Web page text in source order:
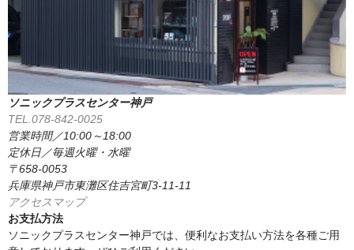
ソニックプラスセンター神戸
TEL.078-842-0025
営業時間／10:00～18:00
定休日／毎週火曜・水曜
〒658-0053
兵庫県神戸市東灘区住吉宮町3-11-11
アクセスマップ
お支払方法
ソニックプラスセンター神戸では、便利なお支払い方法を各種ご用